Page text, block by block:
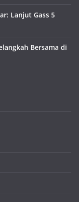
Lanjut Gass 5
Bersama di